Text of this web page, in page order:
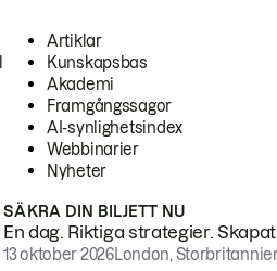
Artiklar
Kunskapsbas
Akademi
Framgångssagor
AI-synlighetsindex
Webbinarier
Nyheter
SÄKRA DIN BILJETT NU
En dag. Riktiga strategier.
13 oktober 2026London,